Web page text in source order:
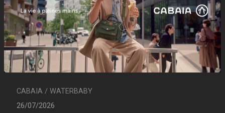
CABAIA / WATERBABY
26/07/2026